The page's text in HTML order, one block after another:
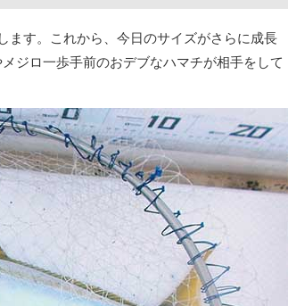
ます。これから、今日のサイズがさらに成長
ジロ一歩手前のおデブなハマチが相手をして